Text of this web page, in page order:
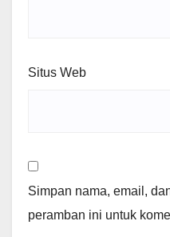
Situs Web
Simpan nama, email,
peramban ini untuk